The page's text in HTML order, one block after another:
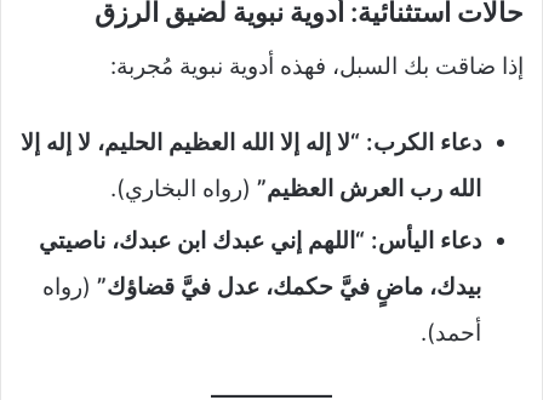
حالات استثنائية: أدوية نبوية لضيق الرزق
إذا ضاقت بك السبل، فهذه أدوية نبوية مُجربة:
دعاء الكرب: “لا إله إلا الله العظيم الحليم، لا إله إلا
الله رب العرش العظيم” (رواه البخاري).
دعاء اليأس: “اللهم إني عبدك ابن عبدك، ناصيتي
بيدك، ماضٍ فيَّ حكمك، عدل فيَّ قضاؤك” (رواه
أحمد).